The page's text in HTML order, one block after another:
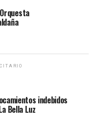
indebidos
Bella Luz